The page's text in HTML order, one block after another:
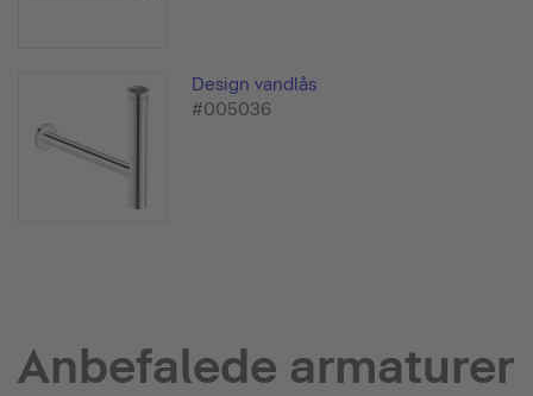
Design vandlås
#005036
Anbefalede armaturer